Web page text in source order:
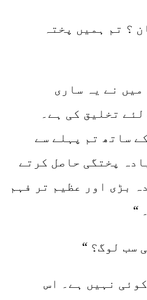
؟ تم ہمیں پختہ
نے یہ ساری
تخلیق کی ہے۔
ساتھ تم پہلے سے
پختگی حاصل کرتے
بڑی اور عظیم تر فہم
“
سب لوگ؟ “
نہیں ہے۔ اس